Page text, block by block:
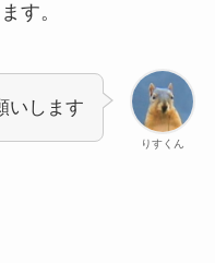
す。
りすくん
いします